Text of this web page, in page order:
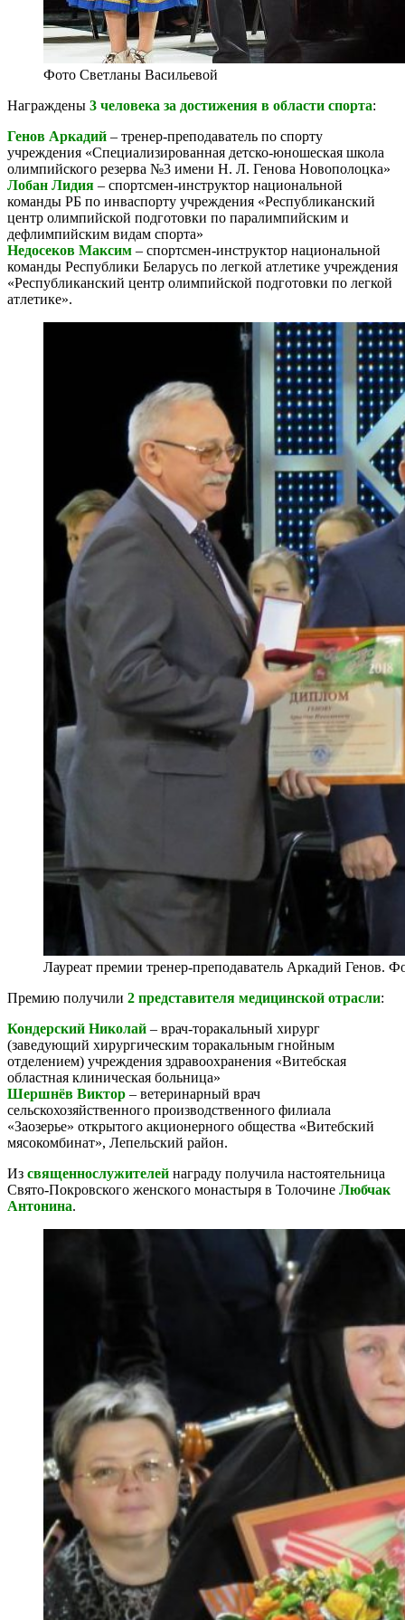
Фото Светланы Васильевой
Награждены 3 человека за достижения в области спорта:
Генов Аркадий – тренер-преподаватель по спорту
учреждения «Специализированная детско-юношеская школа
олимпийского резерва №3 имени Н. Л. Генова Новополоцка»
Лобан Лидия – спортсмен-инструктор национальной
команды РБ по инваспорту учреждения «Республиканский
центр олимпийской подготовки по паралимпийским и
дефлимпийским видам спорта»
Недосеков Максим – спортсмен-инструктор национальной
команды Республики Беларусь по легкой атлетике учреждения
«Республиканский центр олимпийской подготовки по легкой
атлетике».
Лауреат премии тренер-преподаватель Аркадий Генов.
Премию получили 2 представителя медицинской отрасли:
Кондерский Николай – врач-торакальный хирург
(заведующий хирургическим торакальным гнойным
отделением) учреждения здравоохранения «Витебская
областная клиническая больница»
Шершнёв Виктор – ветеринарный врач
сельскохозяйственного производственного филиала
«Заозерье» открытого акционерного общества «Витебский
мясокомбинат», Лепельский район.
Из священнослужителей награду получила настоятельница
Свято-Покровского женского монастыря в Толочине Любчак
Антонина.